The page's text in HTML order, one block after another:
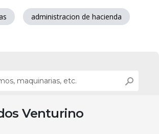
administracion de hacienda
Venturino